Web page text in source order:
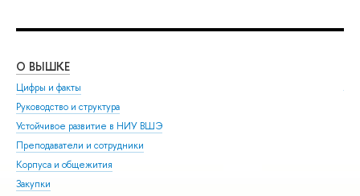
О ВЫШКЕ
Цифры и факты
Руководство и структура
Устойчивое развитие в НИУ ВШЭ
Преподаватели и сотрудники
Корпуса и общежития
Закупки